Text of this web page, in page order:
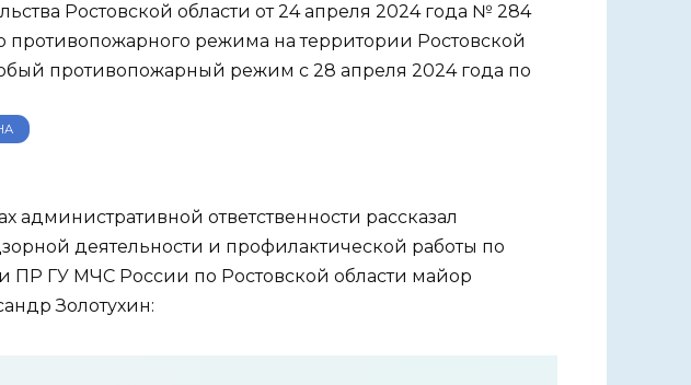
Ростовской области от 24 апреля 2024 года № 284
противопожарного режима на территории Ростовской
противопожарный режим с 28 апреля 2024 года по
административной ответственности рассказал
деятельности и профилактической работы по
ПР ГУ МЧС России по Ростовской области майор
Золотухин: